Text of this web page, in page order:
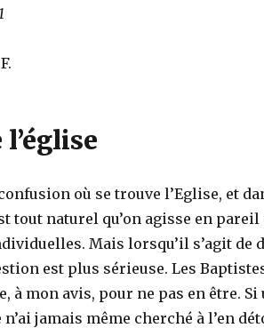
l’église
où se trouve l’Eglise, et
tout naturel qu’on agisse en pareil
Mais lorsqu’il s’agit de
est plus sérieuse. Les
à mon avis, pour ne pas en être.
jamais même cherché à l’en